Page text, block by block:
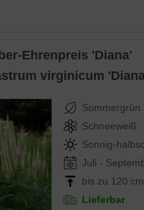
Ehrenpreis 'Diana'
virginicum
Sommergrün
Schneeweiß
Sonnig-
Juli -
bis zu 120 cm
Lieferbar